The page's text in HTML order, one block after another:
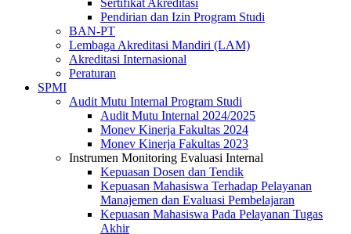
Pendirian dan Izin Program Studi
BAN-PT
Lembaga Akreditasi Mandiri (LAM)
Akreditasi Internasional
Peraturan
SPMI
Audit Mutu Internal Program Studi
Audit Mutu Internal 2024/2025
Monev Kinerja Fakultas 2024
Monev Kinerja Fakultas 2023
Instrumen Monitoring Evaluasi Internal
Kepuasan Dosen dan Tendik
Kepuasan Mahasiswa Terhadap Pelayanan
Manajemen dan Evaluasi Pembelajaran
Kepuasan Mahasiswa Pada Pelayanan Tugas
Akhir